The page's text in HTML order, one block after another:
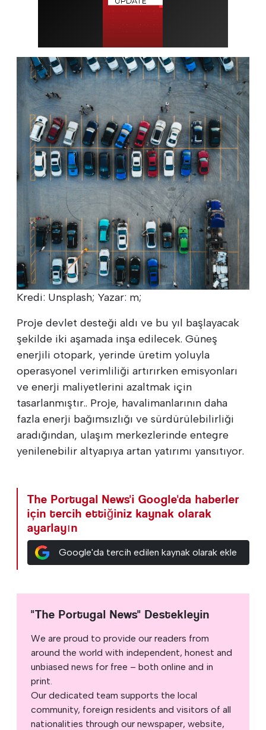
Kredi: Unsplash; Yazar: m;
Proje devlet desteği aldı ve bu yıl başlayacak
şekilde iki aşamada inşa edilecek. Güneş
enerjili otopark, yerinde üretim yoluyla
operasyonel verimliliği artırırken emisyonları
ve enerji maliyetlerini azaltmak için
tasarlanmıştır.. Proje, havalimanlarının daha
fazla enerji bağımsızlığı ve sürdürülebilirliği
aradığından, ulaşım merkezlerinde entegre
yenilenebilir altyapıya artan yatırımı yansıtıyor.
The Portugal News'i Google'da haberler
için tercih ettiğiniz kaynak olarak
ayarlayın
Google'da tercih edilen kaynak olarak ekle
"The Portugal News" Destekleyin
We are proud to provide our readers from
around the world with independent, honest and
unbiased news for free – both online and in
print.
Our dedicated team supports the local
community, foreign residents and visitors of all
nationalities through our newspaper, website,